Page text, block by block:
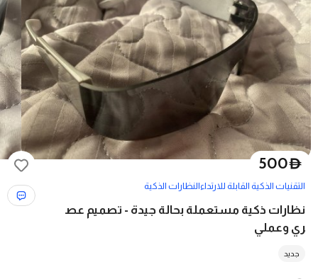
D
500
التقنيات الذكية القابلة للارتداءالنظارات الذكية
نظارات ذكية مستعملة بحالة جيدة - تصميم عص
ري وعملي
جديد